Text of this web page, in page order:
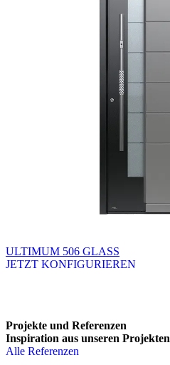
ULTIMUM 506 GLASS
JETZT KONFIGURIEREN
Projekte und Referenzen
Inspiration aus unseren Projekten
Alle Referenzen